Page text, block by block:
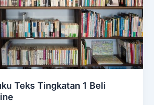
Teks Tingkatan 1 Beli